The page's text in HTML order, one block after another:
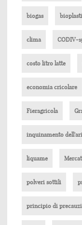
biogas
clima CODIV-
costo litro latte
economia cricolare
Fieragricola
inquinamento
liquame
polveri sottili
principio di